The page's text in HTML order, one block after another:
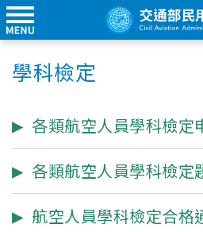
學科檢定
各類航空人員學科檢定
各類航空人員學科檢定
航空人員學科檢定合格